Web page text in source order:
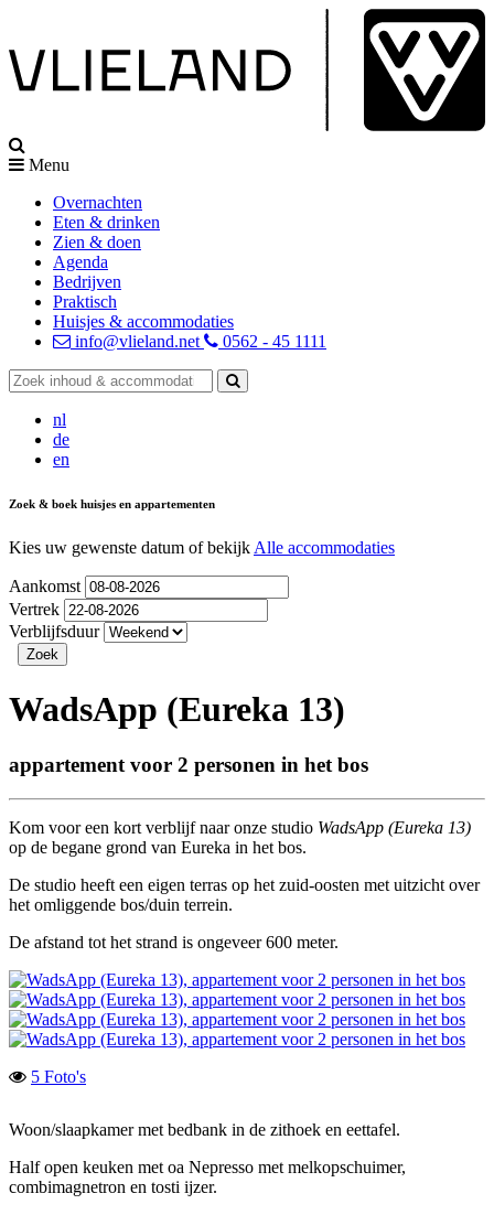
Menu
Overnachten
Eten & drinken
Zien & doen
Agenda
Bedrijven
Praktisch
Huisjes & accommodaties
info@vlieland.net
0562 - 45 1111
nl
de
en
Zoek & boek huisjes en appartementen
Kies uw gewenste datum of bekijk Alle accommodaties
Aankomst
Vertrek
Verblijfsduur
WadsApp (Eureka 13)
appartement voor 2 personen in het bos
Kom voor een kort verblijf naar onze studio WadsApp (Eureka 13)
op de begane grond van Eureka in het bos.
De studio heeft een eigen terras op het zuid-oosten met uitzicht over
het omliggende bos/duin terrein.
De afstand tot het strand is ongeveer 600 meter.
5 Foto's
Woon/slaapkamer met bedbank in de zithoek en eettafel.
Half open keuken met oa Nepresso met melkopschuimer,
combimagnetron en tosti ijzer.